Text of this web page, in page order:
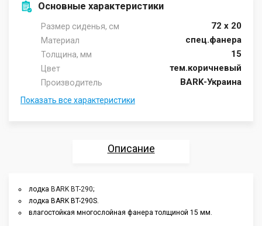
Основные характеристики
Размер сиденья, см 72 х 20
Материал спец.фанера
Толщина, мм 15
Цвет тем.коричневый
Производитель BARK-Украина
Показать все характеристики
Описание
лодка BARK BT-290;
лодка BARK BT-290S.
влагостойкая многослойная фанера толщиной 15 мм.